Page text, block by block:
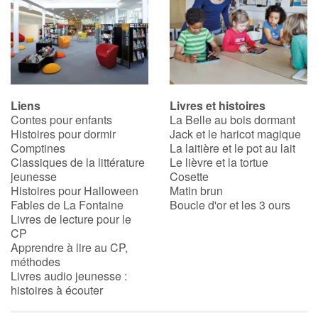
Apprendre les langues
Dyslexie, troubles de la lecture
Nos listes de lecture
Les plus lus
Coups de coeur
Liens
Contes pour enfants
Histoires pour dormir
Comptines
Classiques de la littérature
jeunesse
Histoires pour Halloween
Fables de La Fontaine
Livres de lecture pour le
CP
Apprendre à lire au CP,
méthodes
Livres audio jeunesse :
histoires à écouter
Livres et histoires
La Belle au bois dormant
Jack et le haricot magique
La laitière et le pot au lait
Le lièvre et la tortue
Cosette
Matin brun
Boucle d'or et les 3 ours